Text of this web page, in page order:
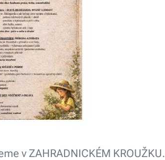
v ZAHRADNICKÉM KROUŽKU.